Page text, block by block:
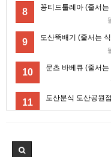
8 꽁티드툴레아 (줄서
9 도산뚝배기 (줄서는
10 문츠 바베큐 (줄서
11 도산분식 도산공원
비회원7a6qtr60coq9fkscsclskqc1jj
접속로봇이 왤케
2025
비회원7a6qtr60coq9fkscsclskqc1jj
마스터욱